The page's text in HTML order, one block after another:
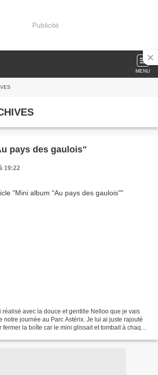
Publicité
MENU
pays des gaulois"
19:22
réalisé avec la douce et gentille Nelloo que je vais
notre journée au Parc Astérix. Je lui ai juste rajouté
la boîte car le mini glissait et tombait à chaque